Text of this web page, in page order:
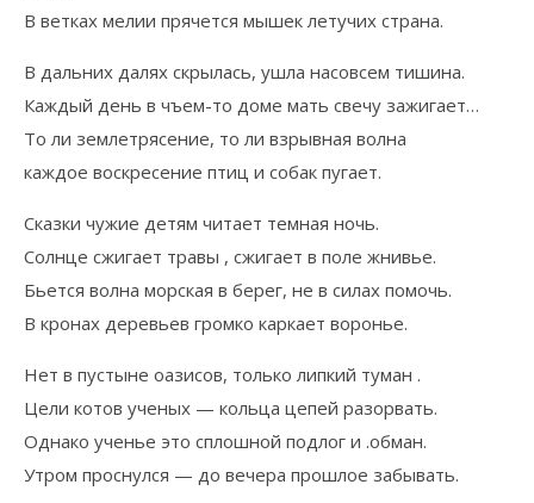
В ветках мелии прячется мышек летучих страна.
В дальних далях скрылась, ушла насовсем тишина.
Каждый день в чъем-то доме мать свечу зажигает…
То ли землетрясение, то ли взрывная волна
каждое воскресение птиц и собак пугает.
Сказки чужие детям читает темная ночь.
Солнце сжигает травы , сжигает в поле жнивье.
Бьется волна морская в берег, не в силах помочь.
В кронах деревьев громко каркает воронье.
Нет в пустыне оазисов, только липкий туман .
Цели котов ученых — кольца цепей разорвать.
Однако ученье это сплошной подлог и .обман.
Утром проснулся — до вечера прошлое забывать.